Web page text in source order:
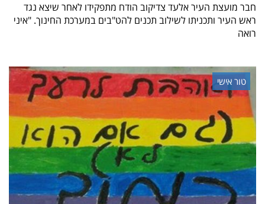
חבר מועצת העיר אלעד צדיקוב הודח מתפקידו לאחר שיצא נגד
ראש העיר ותכניתו לשילוב תכנים להט"בים במערכת החינוך. "איני
רואה
טור אישי